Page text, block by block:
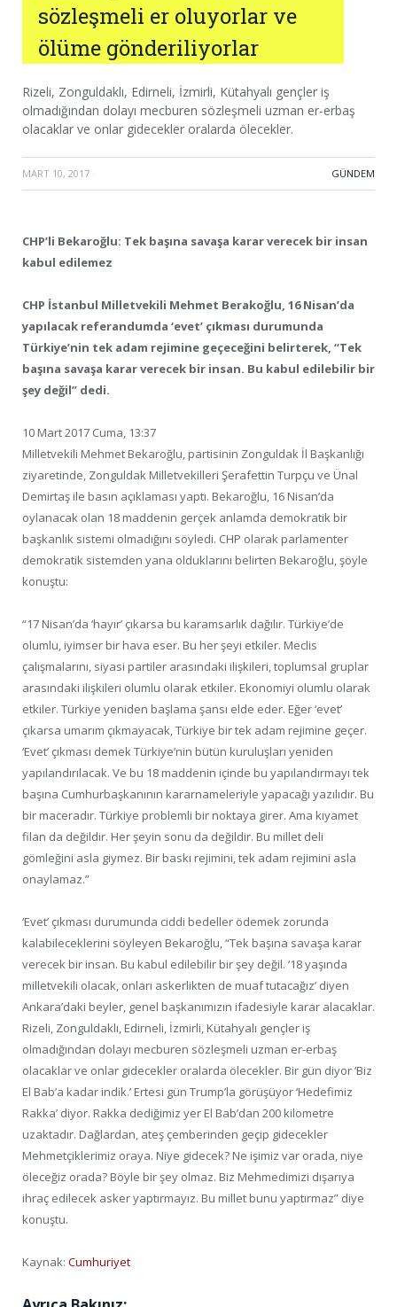
sözleşmeli er oluyorlar ve
ölüme gönderiliyorlar
Rizeli, Zonguldaklı, Edirneli, İzmirli, Kütahyalı gençler iş
olmadığından dolayı mecburen sözleşmeli uzman er-erbaş
olacaklar ve onlar gidecekler oralarda ölecekler.
MART 10, 2017 · GÜNDEM
CHP’li Bekaroğlu: Tek başına savaşa karar verecek bir insan
kabul edilemez
CHP İstanbul Milletvekili Mehmet Berakoğlu, 16 Nisan’da
yapılacak referandumda ‘evet’ çıkması durumunda
Türkiye’nin tek adam rejimine geçeceğini belirterek, “Tek
başına savaşa karar verecek bir insan. Bu kabul edilebilir bir
şey değil” dedi.
10 Mart 2017 Cuma, 13:37
Milletvekili Mehmet Bekaroğlu, partisinin Zonguldak İl Başkanlığı
ziyaretinde, Zonguldak Milletvekilleri Şerafettin Turpçu ve Ünal
Demirtaş ile basın açıklaması yaptı. Bekaroğlu, 16 Nisan’da
oylanacak olan 18 maddenin gerçek anlamda demokratik bir
başkanlık sistemi olmadığını söyledi. CHP olarak parlamenter
demokratik sistemden yana olduklarını belirten Bekaroğlu, şöyle
konuştu:
“17 Nisan’da ‘hayır’ çıkarsa bu karamsarlık dağılır. Türkiye’de
olumlu, iyimser bir hava eser. Bu her şeyi etkiler. Meclis
çalışmalarını, siyasi partiler arasındaki ilişkileri, toplumsal gruplar
arasındaki ilişkileri olumlu olarak etkiler. Ekonomiyi olumlu olarak
etkiler. Türkiye yeniden başlama şansı elde eder. Eğer ‘evet’
çıkarsa umarım çıkmayacak, Türkiye bir tek adam rejimine geçer.
‘Evet’ çıkması demek Türkiye’nin bütün kuruluşları yeniden
yapılandırılacak. Ve bu 18 maddenin içinde bu yapılandırmayı tek
başına Cumhurbaşkanının kararnameleriyle yapacağı yazılıdır. Bu
bir maceradır. Türkiye problemli bir noktaya girer. Ama kıyamet
filan da değildir. Her şeyin sonu da değildir. Bu millet deli
gömleğini asla giymez. Bir baskı rejimini, tek adam rejimini asla
onaylamaz.”
‘Evet’ çıkması durumunda ciddi bedeller ödemek zorunda
kalabileceklerini söyleyen Bekaroğlu, “Tek başına savaşa karar
verecek bir insan. Bu kabul edilebilir bir şey değil. ‘18 yaşında
milletvekili olacak, onları askerlikten de muaf tutacağız’ diyen
Ankara’daki beyler, genel başkanımızın ifadesiyle karar alacaklar.
Rizeli, Zonguldaklı, Edirneli, İzmirli, Kütahyalı gençler iş
olmadığından dolayı mecburen sözleşmeli uzman er-erbaş
olacaklar ve onlar gidecekler oralarda ölecekler. Bir gün diyor ‘Biz
El Bab’a kadar indik.’ Ertesi gün Trump’la görüşüyor ‘Hedefimiz
Rakka’ diyor. Rakka dediğimiz yer El Bab’dan 200 kilometre
uzaktadır. Dağlardan, ateş çemberinden geçip gidecekler
Mehmetçiklerimiz oraya. Niye gidecek? Ne işimiz var orada, niye
öleceğiz orada? Böyle bir şey olmaz. Biz Mehmedimizi dışarıya
ihraç edilecek asker yaptırmayız. Bu millet bunu yaptırmaz” diye
konuştu.
Kaynak: Cumhuriyet